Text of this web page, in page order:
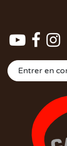
Entrer en